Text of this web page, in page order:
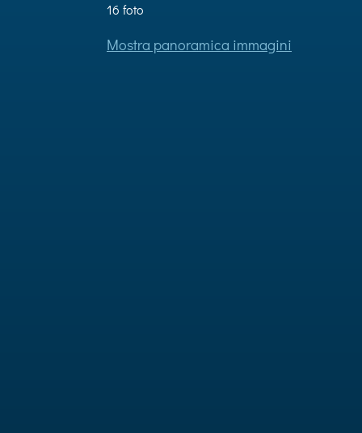
16 foto
Mostra panoramica immagini